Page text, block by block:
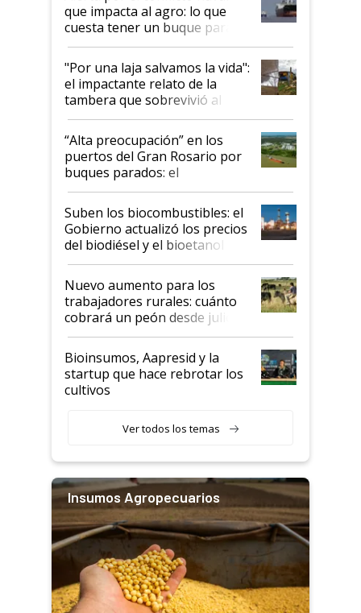
que impacta al agro: lo que
cuesta tener un buque parado
y el peligro de que Argentina
pase a ser "país sucio"
"Por una laja salvamos la vida":
el impactante relato de la
tambera que sobrevivió al
tornado
“Alta preocupación” en los
puertos del Gran Rosario por
buques parados: el
funcionamiento de las
exportadoras en tensión tras
la medida de fuerza de los
prácticos
Suben los biocombustibles: el
Gobierno actualizó los precios
del biodiésel y el bioetanol
Nuevo aumento para los
trabajadores rurales: cuánto
cobrará un peón desde julio
Bioinsumos, Aapresid y la
startup que hace rebrotar los
cultivos
Ver todos los temas
Insumos Agropecuarios